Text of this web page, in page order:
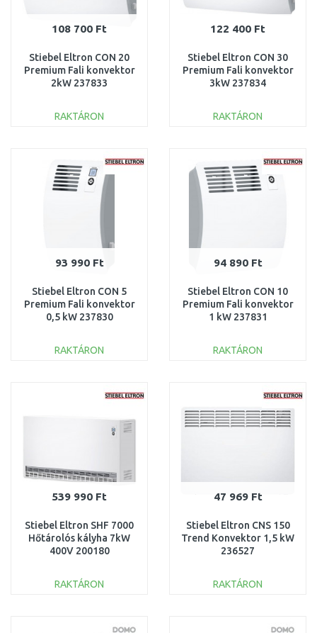
108 700 Ft
Stiebel Eltron CON 20
Premium Fali konvektor
2kW 237833
RAKTÁRON
Összehasonlítás
122 400 Ft
Stiebel Eltron CON 30
Premium Fali konvektor
3kW 237834
RAKTÁRON
Összehasonlítás
93 990 Ft
Stiebel Eltron CON 5
Premium Fali konvektor
0,5 kW 237830
RAKTÁRON
Összehasonlítás
94 890 Ft
Stiebel Eltron CON 10
Premium Fali konvektor
1 kW 237831
RAKTÁRON
Összehasonlítás
539 990 Ft
Stiebel Eltron SHF 7000
Hőtárolós kályha 7kW
400V 200180
RAKTÁRON
Összehasonlítás
47 969 Ft
Stiebel Eltron CNS 150
Trend Konvektor 1,5 kW
236527
RAKTÁRON
Összehasonlítás